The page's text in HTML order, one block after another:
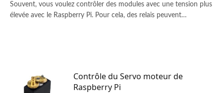
Souvent, vous voulez contrôler des modules avec une tension plus
élevée avec le Raspberry Pi. Pour cela, des relais peuvent…
Contrôle du Servo moteur de
Raspberry Pi